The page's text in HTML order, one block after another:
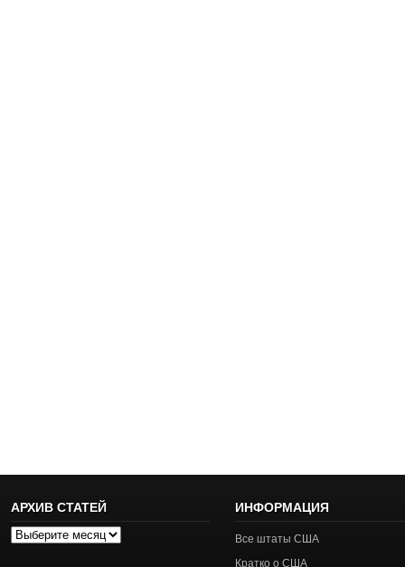
АРХИВ СТАТЕЙ
Архив
ИНФОРМАЦИЯ
Все штаты США
Кратко о США